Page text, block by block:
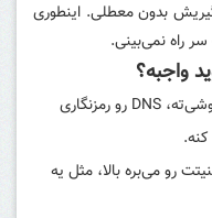
بدون معطلی. اینطوری
راه نمی‌بینی.
این برنامه مثل یه محافظ فول‌آپد رو گوشی‌ته، DNS رو رمزنگاری
رو می‌بره بالا، مثل یه